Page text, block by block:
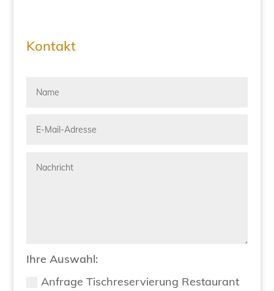
Kontakt
Ihre Auswahl:
Anfrage Tischreservierung Restaurant